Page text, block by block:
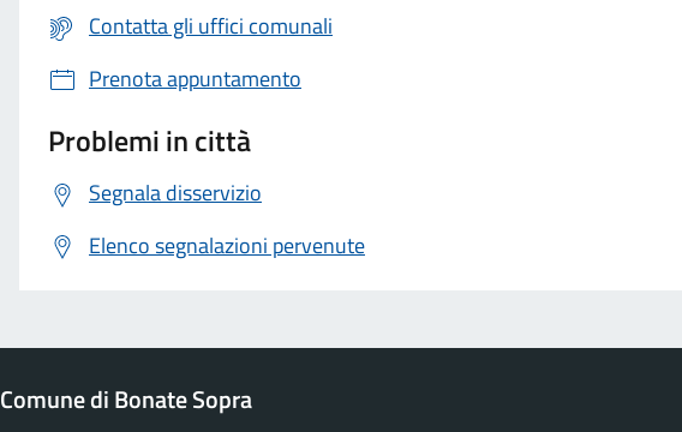
Contatta gli uffici comunali
Prenota appuntamento
Problemi in città
Segnala disservizio
Elenco segnalazioni pervenute
Comune di Bonate Sopra